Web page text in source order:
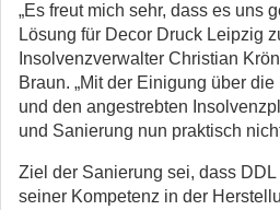
„Es freut mich sehr, dass es uns
Lösung für Decor Druck Leipzig
Insolvenzverwalter Christian
Braun. „Mit der Einigung über
und den angestrebten
und Sanierung nun praktisch
Ziel der Sanierung sei, dass
seiner Kompetenz in der